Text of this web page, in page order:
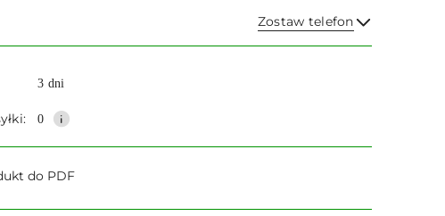
Zostaw telefon
Wyślij
3 dni
0
do PDF